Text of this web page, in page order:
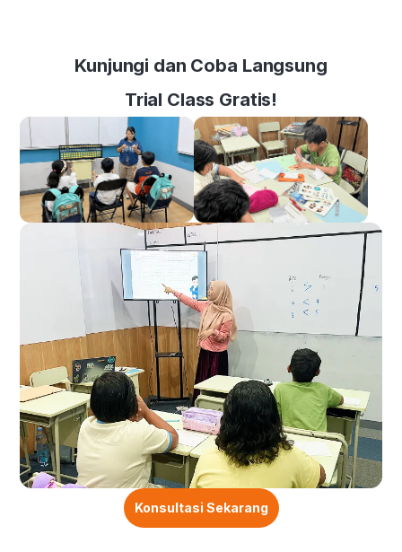
Kunjungi dan Coba Langsung
Trial Class Gratis!
Konsultasi Sekarang